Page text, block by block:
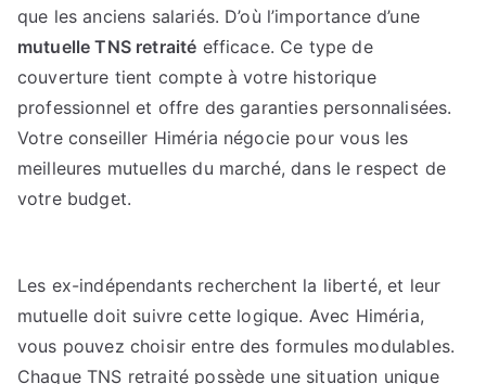
que les anciens salariés. D’où l’importance d’une
mutuelle TNS retraité efficace. Ce type de
couverture tient compte à votre historique
professionnel et offre des garanties personnalisées.
Votre conseiller Himéria négocie pour vous les
meilleures mutuelles du marché, dans le respect de
votre budget.
Les ex-indépendants recherchent la liberté, et leur
mutuelle doit suivre cette logique. Avec Himéria,
vous pouvez choisir entre des formules modulables.
Chaque TNS retraité possède une situation unique